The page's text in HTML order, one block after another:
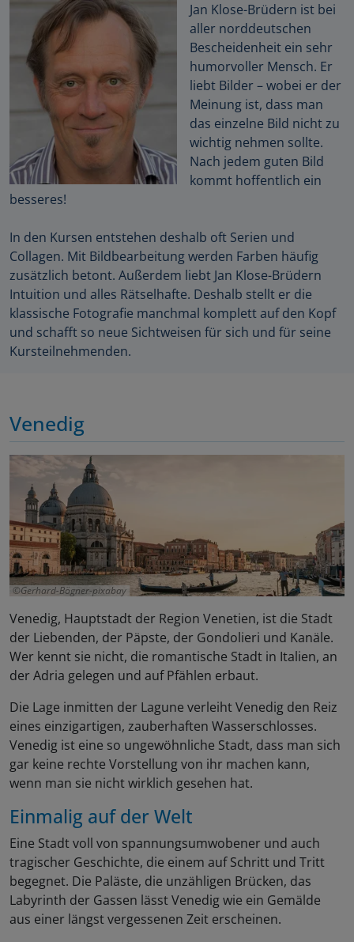
Jan Klose-Brüdern ist bei
aller norddeutschen
Bescheidenheit ein sehr
humorvoller Mensch. Er
liebt Bilder – wobei er der
Meinung ist, dass man
das einzelne Bild nicht zu
wichtig nehmen sollte.
Nach jedem guten Bild
kommt hoffentlich ein
besseres!
In den Kursen entstehen deshalb oft Serien und
Collagen. Mit Bildbearbeitung werden Farben häufig
zusätzlich betont. Außerdem liebt Jan Klose-Brüdern
Intuition und alles Rätselhafte. Deshalb stellt er die
klassische Fotografie manchmal komplett auf den Kopf
und schafft so neue Sichtweisen für sich und für seine
Kursteilnehmenden.
Venedig
Gerhard-Bögner-pixabay
Venedig, Hauptstadt der Region Venetien, ist die Stadt
der Liebenden, der Päpste, der Gondolieri und Kanäle.
Wer kennt sie nicht, die romantische Stadt in Italien, an
der Adria gelegen und auf Pfählen erbaut.
Die Lage inmitten der Lagune verleiht Venedig den Reiz
eines einzigartigen, zauberhaften Wasserschlosses.
Venedig ist eine so ungewöhnliche Stadt, dass man sich
gar keine rechte Vorstellung von ihr machen kann,
wenn man sie nicht wirklich gesehen hat.
Einmalig auf der Welt
Eine Stadt voll von spannungsumwobener und auch
tragischer Geschichte, die einem auf Schritt und Tritt
begegnet. Die Paläste, die unzähligen Brücken, das
Labyrinth der Gassen lässt Venedig wie ein Gemälde
aus einer längst vergessenen Zeit erscheinen.